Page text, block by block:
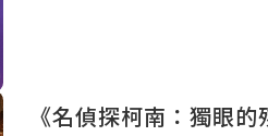
《名偵探柯南：獨眼